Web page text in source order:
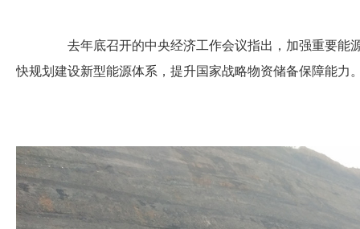
去年底召开的中央经济工作会议指出，加强重要能
快规划建设新型能源体系，提升国家战略物资储备保障能力